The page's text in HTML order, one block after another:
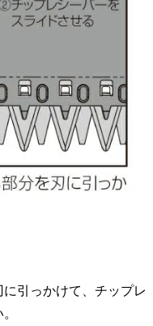
引っかけて、チップレ